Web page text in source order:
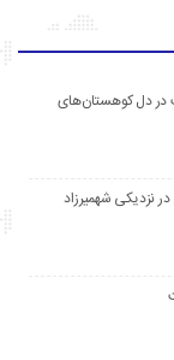
در دل کوهستان‌های
در نزدیکی شهمیرزاد